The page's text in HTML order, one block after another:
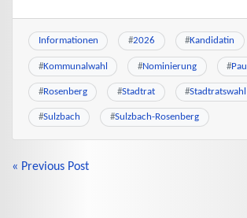
Informationen #2026 #Kandidatin
#Kommunalwahl #Nominierung #Paul
#Rosenberg #Stadtrat #Stadtratswahl
#Sulzbach #Sulzbach-Rosenberg
BEITRAGSNAVIGATION
« Previous Post